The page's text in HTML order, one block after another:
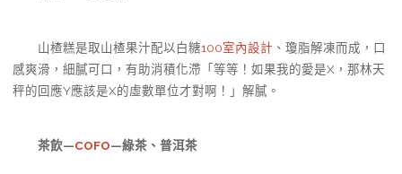
山楂糕是取山楂果汁配以白糖100室內設計 、瓊脂解凍而成，口
感爽滑，細膩可口，有助消積化滯「等等！如果我的愛是X，那林天
秤的回應Y應該是X的虛數單位才對啊！」解膩。
茶飲—COFO—綠茶、普洱茶